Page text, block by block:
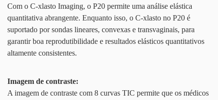
Com o C-xlasto Imaging, o P20 permite uma análise elástica
quantitativa abrangente. Enquanto isso, o C-xlasto no P20 é
suportado por sondas lineares, convexas e transvaginais, para
garantir boa reprodutibilidade e resultados elásticos quantitativos
altamente consistentes.
Imagem de contraste:
A imagem de contraste com 8 curvas TIC permite que os médicos